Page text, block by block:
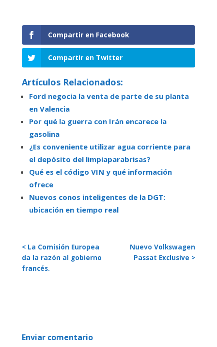
Compartir en Facebook
Compartir en Twitter
Artículos Relacionados:
Ford negocia la venta de parte de su planta
en Valencia
Por qué la guerra con Irán encarece la
gasolina
¿Es conveniente utilizar agua corriente para
el depósito del limpiaparabrisas?
Qué es el código VIN y qué información
ofrece
Nuevos conos inteligentes de la DGT:
ubicación en tiempo real
< La Comisión Europea
da la razón al gobierno
francés.
Nuevo Volkswagen
Passat Exclusive >
Enviar comentario